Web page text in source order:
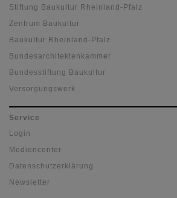
Stiftung Baukultur Rheinland-Pfalz
Zentrum Baukultur
Baukultur Rheinland-Pfalz
Bundesarchitektenkammer
Bundesstiftung Baukultur
Versorgungswerk
Service
Login
Mediencenter
Datenschutzerklärung
Newsletter